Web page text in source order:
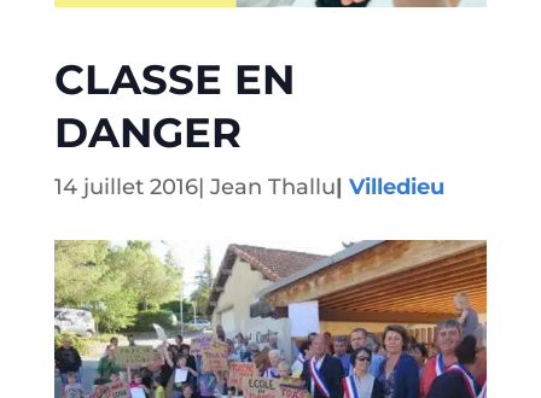
CLASSE EN
DANGER
14 juillet 2016| Jean Thallu| Villedieu